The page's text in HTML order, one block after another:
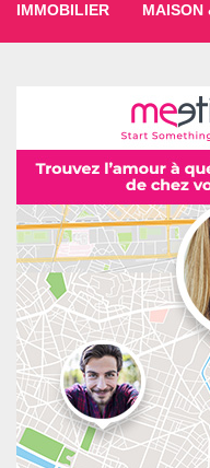
IMMOBILIER MAISON